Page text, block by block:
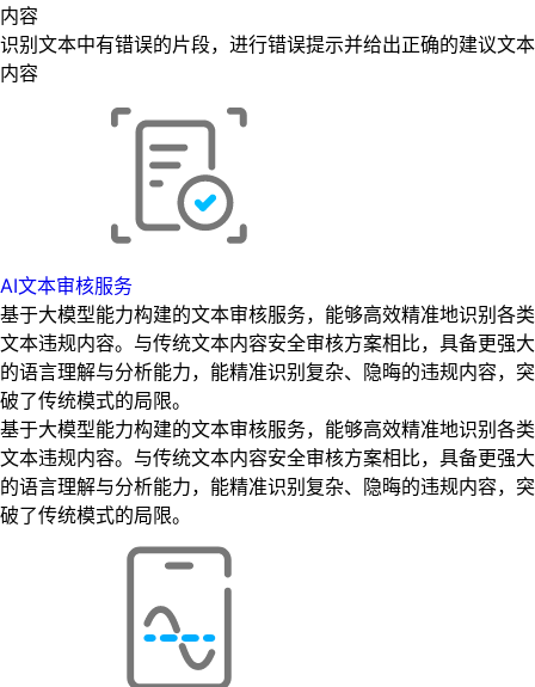
内容
识别文本中有错误的片段，进行错误提示并给出正确的建议文本
内容
AI文本审核服务
基于大模型能力构建的文本审核服务，能够高效精准地识别各类
文本违规内容。与传统文本内容安全审核方案相比，具备更强大
的语言理解与分析能力，能精准识别复杂、隐晦的违规内容，突
破了传统模式的局限。
基于大模型能力构建的文本审核服务，能够高效精准地识别各类
文本违规内容。与传统文本内容安全审核方案相比，具备更强大
的语言理解与分析能力，能精准识别复杂、隐晦的违规内容，突
破了传统模式的局限。